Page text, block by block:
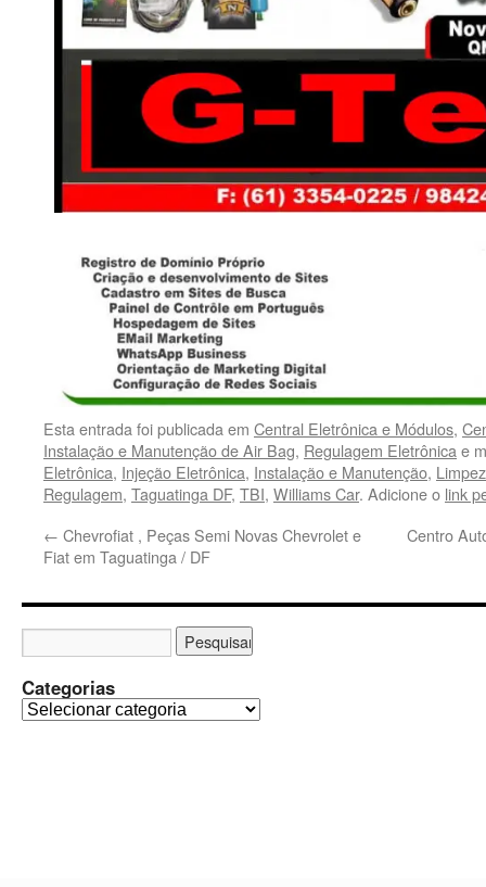
Esta entrada foi publicada em Central Eletrônica e Módulos,
Instalação e Manutenção de Air Bag, Regulagem Eletrônicae
Eletrônica, Injeção Eletrônica, Instalação e Manutenção,
Regulagem, Taguatinga DF, TBI, Williams Car. Adicione o link
← Chevrofiat , Peças Semi Novas Chevrolet e
Fiat em Taguatinga / DF
Centro
Categorias